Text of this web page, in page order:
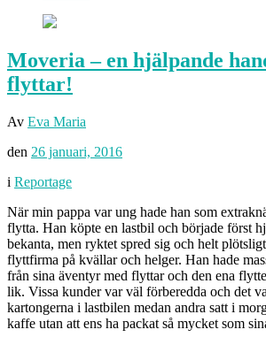
Moveria – en hjälpande
flyttar!
Av Eva Maria
den 26 januari, 2016
i Reportage
När min pappa var ung hade han som
flytta. Han köpte en lastbil och började först
bekanta, men ryktet spred sig och helt
flyttfirma på kvällar och helger. Han hade
från sina äventyr med flyttar och den ena
lik. Vissa kunder var väl förberedda och det
kartongerna i lastbilen medan andra satt i
kaffe utan att ens ha packat så mycket som